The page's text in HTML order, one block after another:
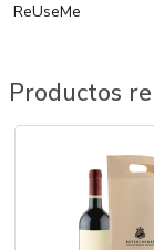
ReUseMe
Productos